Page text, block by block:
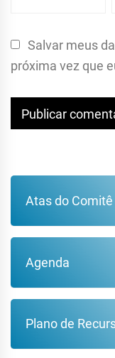
Salvar meus
próxima vez que
Atas do Comitê
Agenda
Plano de